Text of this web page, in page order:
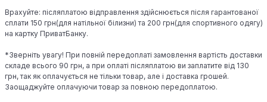
Врахуйте: післяплатою відправлення здійснюється після гарантованої
сплати 150 грн(для натільної білизни) та 200 грн(для спортивного одягу)
на картку ПриватБанку.
*Зверніть увагу! При повній передоплаті замовлення вартість доставки
складе всього 90 грн, а при оплаті післяплатою ви заплатите від 130
грн, так як оплачується не тільки товар, але і доставка грошей.
Заощаджуйте оплачуючи товар за повною передоплатою.